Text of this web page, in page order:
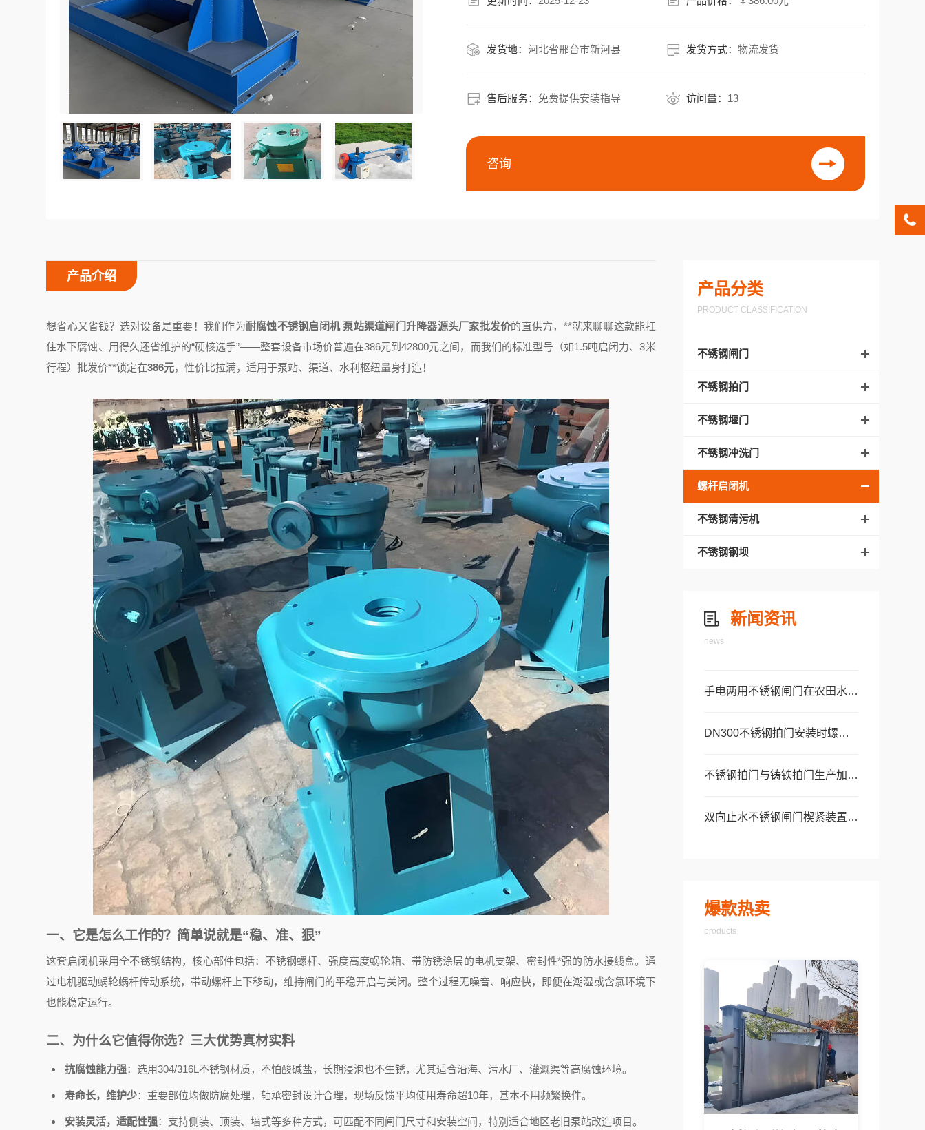
发货地： 河北省邢台市新河县 发货方式： 物流发货
售后服务： 免费提供安装指导 访问量： 13
咨询
产品分类
PRODUCT CLASSIFICATION
不锈钢闸门
不锈钢拍门
不锈钢堰门
不锈钢冲洗门
螺杆启闭机
不锈钢清污机
不锈钢钢坝
产品介绍
想省心又省钱？选对设备是重要！我们作为耐腐蚀不锈钢启闭机 泵站渠道闸门升降器源头厂家批发价的直供方，**就来聊聊这款能扛
住水下腐蚀、用得久还省维护的“硬核选手”——整套设备市场价普遍在386元到42800元之间，而我们的标准型号（如1.5吨启闭力、3米
行程）批发价**锁定在386元，性价比拉满，适用于泵站、渠道、水利枢纽量身打造！
一、它是怎么工作的？简单说就是“稳、准、狠”
这套启闭机采用全不锈钢结构，核心部件包括：不锈钢螺杆、强度高度蜗轮箱、带防锈涂层的电机支架、密封性*强的防水接线盒。通
过电机驱动蜗轮蜗杆传动系统，带动螺杆上下移动，维持闸门的平稳开启与关闭。整个过程无噪音、响应快，即便在潮湿或含氯环境下
也能稳定运行。
二、为什么它值得你选？三大优势真材实料
抗腐蚀能力强：选用304/316L不锈钢材质，不怕酸碱盐，长期浸泡也不生锈，尤其适合沿海、污水厂、灌溉渠等高腐蚀环境。
寿命长，维护少：重要部位均做防腐处理，轴承密封设计合理，现场反馈平均使用寿命超10年，基本不用频繁换件。
安装灵活，适配性强：支持侧装、顶装、墙式等多种方式，可匹配不同闸门尺寸和安装空间，特别适合地区老旧泵站改造项目。
新闻资讯
news
手电两用不锈钢闸门在农田水利灌区中的选型案例
DN300不锈钢拍门安装时螺栓紧固顺序及力矩要求
不锈钢拍门与铸铁拍门生产加工工艺及质量管控对比
双向止水不锈钢闸门楔紧装置调节与防松动维护
爆款热卖
products